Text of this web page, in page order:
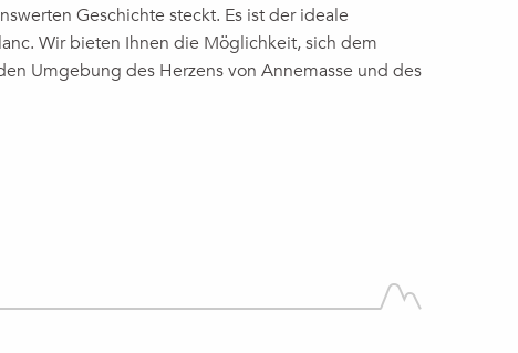
Geschichte steckt. Es ist der ideale
Wir bieten Ihnen die Möglichkeit, sich dem
Umgebung des Herzens von Annemasse und des